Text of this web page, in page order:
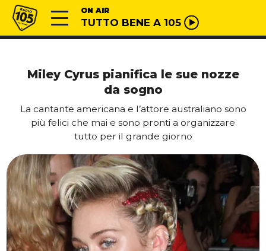
Vai al contenuto
Radio 105 ON AIR
TUTTO BENE A 105
Miley Cyrus pianifica le sue nozze
da sogno
La cantante americana e l’attore australiano sono
più felici che mai e sono pronti a organizzare
tutto per il grande giorno